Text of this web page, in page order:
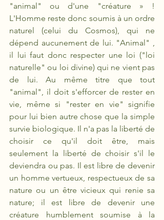
"animal" ou d'une "créature » !
L'Homme reste donc soumis à un ordre
naturel (celui du Cosmos), qui ne
dépend aucunement de lui. "Animal" ,
il lui faut donc respecter une loi ("loi
naturelle" ou loi divine) qui ne vient pas
de lui. Au même titre que tout
"animal", il doit s'efforcer de rester en
vie, même si "rester en vie" signifie
pour lui bien autre chose que la simple
survie biologique. Il n'a pas la liberté de
choisir ce qu'il doit être, mais
seulement la liberté de choisir s'il le
deviendra ou pas. Il est libre de devenir
un homme vertueux, respectueux de sa
nature ou un être vicieux qui renie sa
nature; il est libre de devenir une
créature humblement soumise à la